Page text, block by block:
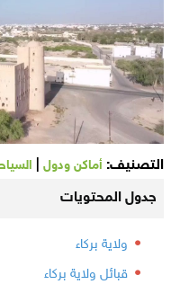
التصنيف: أماكن ودول|
جدول المحتويات
ولاية بركاء
قبائل ولاية بركاء